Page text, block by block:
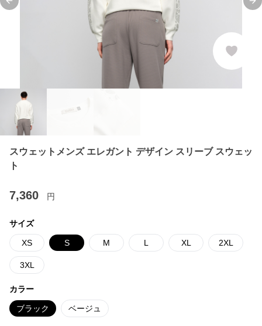
Previous slide
スウェットメンズ エレガント デザイン スリーブ スウェッ
ト
7,360 円
サイズ
XS S M L XL 2XL
3XL
カラー
ブラック ベージュ